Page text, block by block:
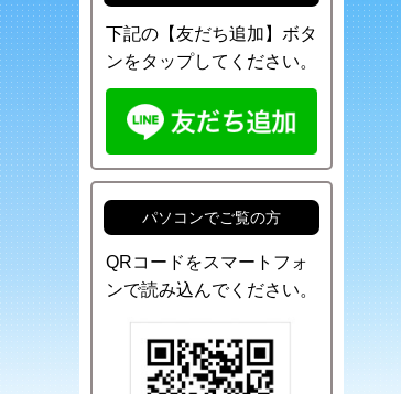
下記の【友だち追加】ボタ
ンをタップしてください。
パソコンでご覧の方
QRコードをスマートフォ
ンで読み込んでください。